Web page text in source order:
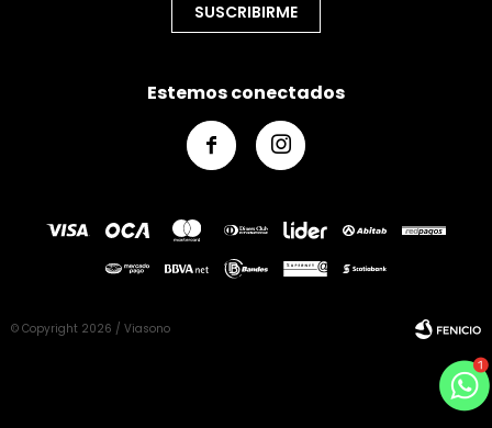
SUSCRIBIRME
Estemos conectados
 
© Copyright 2026 / Viasono